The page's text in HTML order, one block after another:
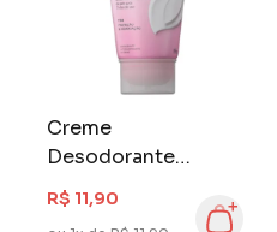
Creme
Desodorante
Herbissímo Care
Bisnaga 55 gr Rosa
R$ 11,90